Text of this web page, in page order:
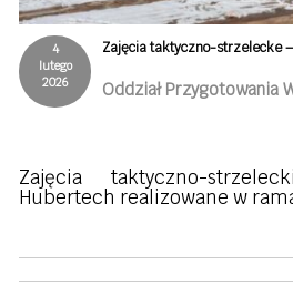
4
lutego
2026
Zajęcia taktyczno-strzelecke –
Oddział Przygotowania
Zajęcia taktyczno-
Hubertech realizowane w